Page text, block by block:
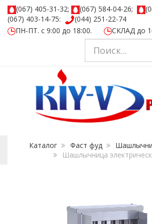
(067) 405-31-32; (067) 584-04-26;
(067) 403-14-75:
(044) 251-22-74
ПН-ПТ. с 9:00 до 18:00.
СКЛАД до
Каталог Фаст фуд
Шашлычница